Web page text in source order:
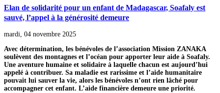
Elan de solidarité pour un enfant de Madagascar, Soafaly est
sauvé, l’appel à la générosité demeure
mardi, 04 novembre 2025
Avec détermination, les bénévoles de l’association Mission ZANAKA
soulèvent des montagnes et l’océan pour apporter leur aide à Soafaly.
Une aventure humaine et solidaire à laquelle chacun est aujourd’hui
appelé à contribuer. Sa maladie est rarissime et l’aide humanitaire
pouvait lui sauver la vie, alors les bénévoles n’ont rien lâché pour
accompagner cet enfant. L’aide financière demeure une priorité.